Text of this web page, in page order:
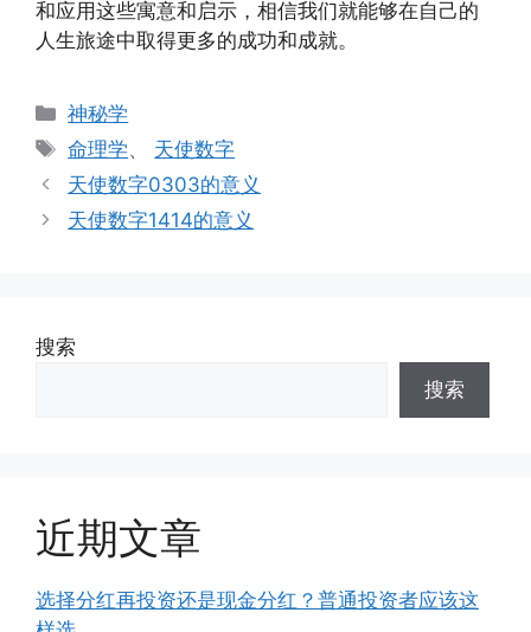
和应用这些寓意和启示，相信我们就能够在自己的
人生旅途中取得更多的成功和成就。
分
类
神秘学
标
签
命理学、 天使数字
天使数字0303的意义
天使数字1414的意义
搜索
搜索
近期文章
选择分红再投资还是现金分红？普通投资者应该这